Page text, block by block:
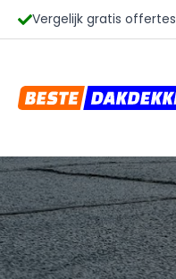
Vergelijk gratis offertes